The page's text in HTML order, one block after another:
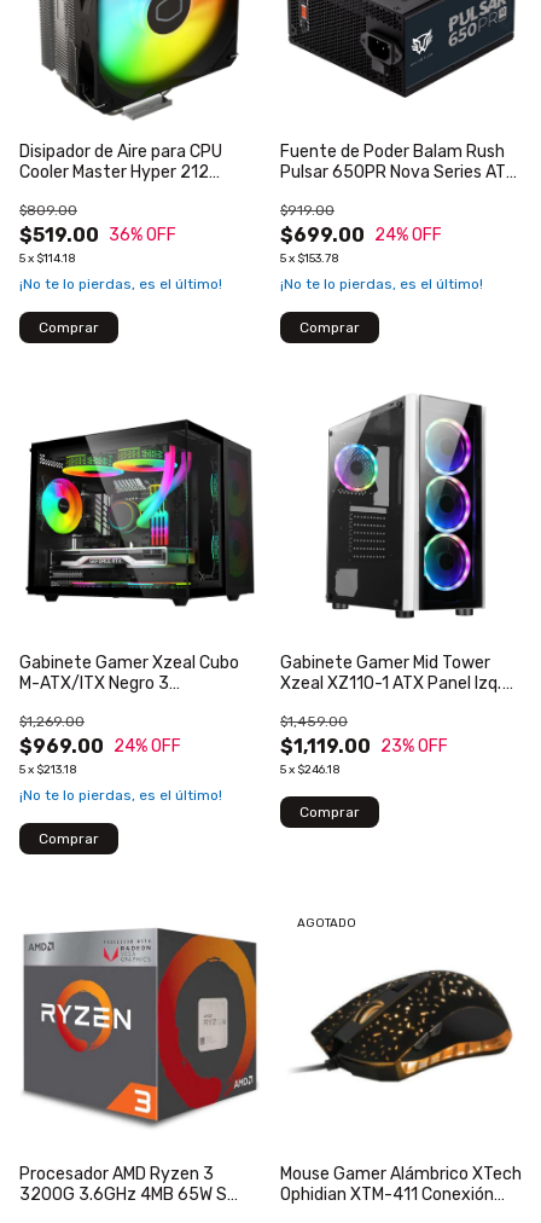
Disipador de Aire para CPU
Cooler Master Hyper 212
RPM Compatible S 1200 1700
AM4 AM5
$519.00
$809.00
36% OFF
5x $114.18
¡No te lo pierdas, es el último!
Fuente de Poder Balam Rush
Pulsar 650PR Nova Series ATX
Modular Negro
$699.00
$919.00
24% OFF
5x $153.78
¡No te lo pierdas, es el último!
Gabinete Gamer Xzeal Cubo
M-ATX/ITX Negro 3
$969.00
$1,269.00
24% OFF
5x $213.18
¡No te lo pierdas, es el último!
Gabinete Gamer Mid Tower
Xzeal XZ110-1 ATX Panel Izq.
1xUSB2.0 1x3.5mm 3 Fan RGB
Blanco
$1,119.00
$1,459.00
23% OFF
5x $246.18
Procesador AMD Ryzen 3
3200G 3.6GHz 4MB 65W S
AGOTADO
Mouse Gamer Alámbrico XTech
Ophidian XTM-411 Conexión